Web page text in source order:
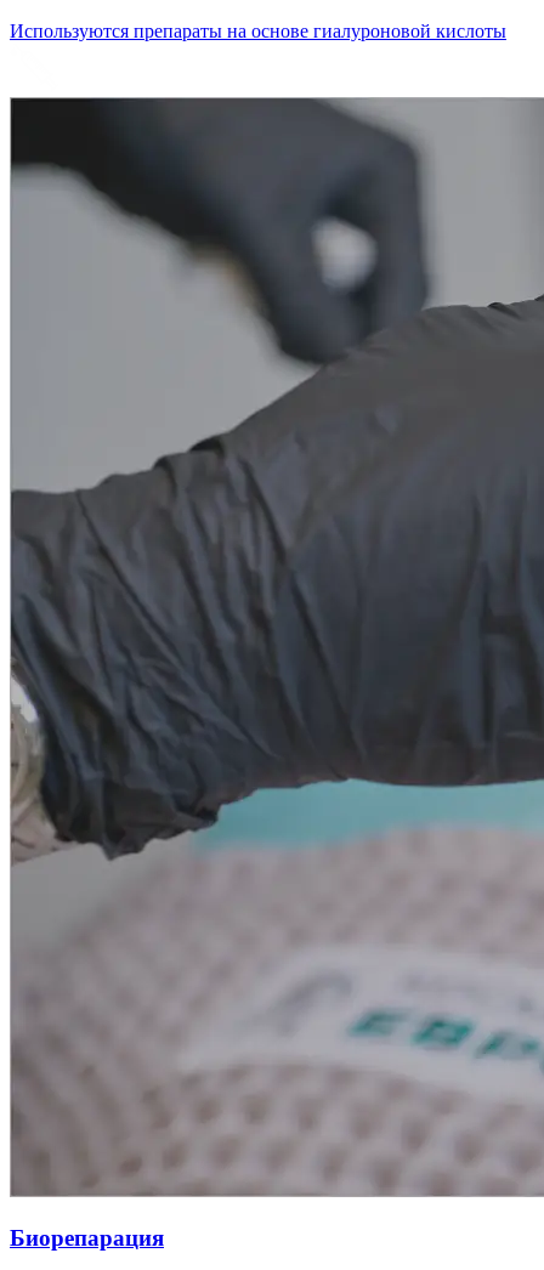
Используются препараты на основе гиалуроновой кислоты
Биорепарация